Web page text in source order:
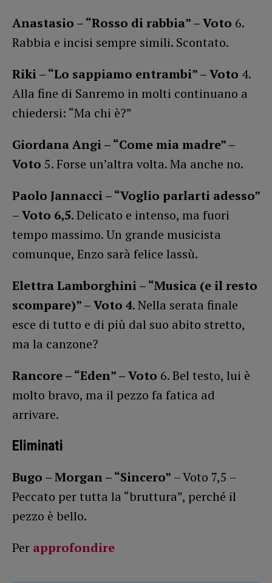
Anastasio – “Rosso di rabbia” – Voto 6.
Rabbia e incisi sempre simili. Scontato.
Riki – “Lo sappiamo entrambi” – Voto 4.
Alla fine di Sanremo in molti continuano a
chiedersi: “Ma chi è?”
Giordana Angi – “Come mia madre” –
Voto 5. Forse un’altra volta. Ma anche no.
Paolo Jannacci – “Voglio parlarti adesso”
– Voto 6,5. Delicato e intenso, ma fuori
tempo massimo. Un grande musicista
comunque, Enzo sarà felice lassù.
Elettra Lamborghini – “Musica (e il resto
scompare)” – Voto 4. Nella serata finale
esce di tutto e di più dal suo abito stretto,
ma la canzone?
Rancore – “Eden” – Voto 6. Bel testo, lui è
molto bravo, ma il pezzo fa fatica ad
arrivare.
Eliminati
Bugo – Morgan – “Sincero” – Voto 7,5 –
Peccato per tutta la “bruttura”, perché il
pezzo è bello.
Per approfondire